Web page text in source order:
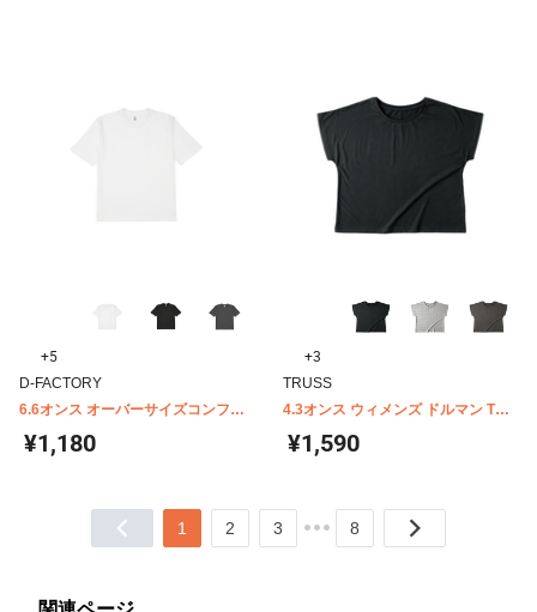
+5
D-FACTORY
6.6オンス オーバーサイズコンフォ
ートTシャツ(5分袖) D-FACTORY
DF1103
¥1,180
+3
TRUSS
4.3オンス ウィメンズ ドルマン Tシ
ャツ WDN-804
¥1,590
1 2 3 8